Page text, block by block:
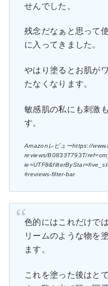
せんでした。
残念だなぁと思って
に入ってきました。
やはり塗るとお肌が
たなくなります。
敏感肌の私にも刺激
す。
Amazonレビューhttps://
reviews/B0833T793T/
#reviews-filter-bar
色的にはこれだけで
リームのような物を
ます。
これを塗った後はと